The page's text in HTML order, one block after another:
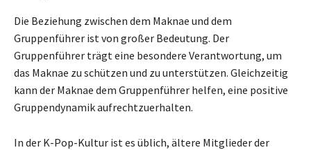
Die Beziehung zwischen dem Maknae und dem
Gruppenführer ist von großer Bedeutung. Der
Gruppenführer trägt eine besondere Verantwortung, um
das Maknae zu schützen und zu unterstützen. Gleichzeitig
kann der Maknae dem Gruppenführer helfen, eine positive
Gruppendynamik aufrechtzuerhalten.
In der K-Pop-Kultur ist es üblich, ältere Mitglieder der